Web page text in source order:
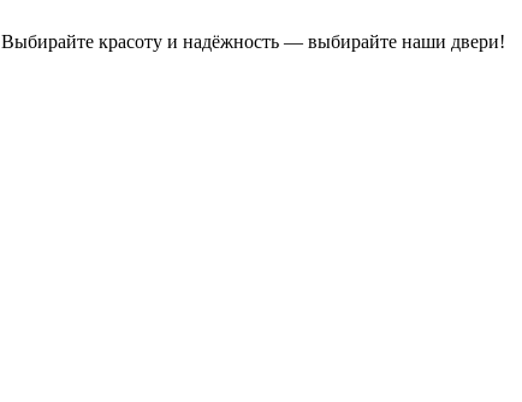
Выбирайте красоту и надёжность — выбирайте наши двери!